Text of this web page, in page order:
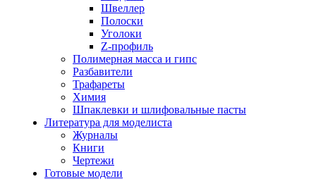
Швеллер
Полоски
Уголоки
Z-профиль
Полимерная масса и гипс
Разбавители
Трафареты
Химия
Шпаклевки и шлифовальные пасты
Литература для моделиста
Журналы
Книги
Чертежи
Готовые модели